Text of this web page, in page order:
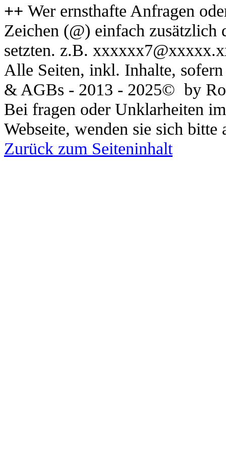
++ Wer ernsthafte Anfragen
Zeichen (@) einfach
setzten. z.B.
Alle Seiten, inkl. Inhalte,
& AGBs - 2013 - 2025© by
Bei fragen oder Unklarheiten
Webseite, wenden sie sich bitte
Zurück zum Seiteninhalt